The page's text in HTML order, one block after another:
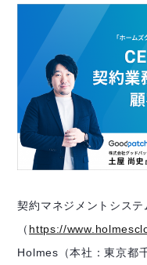
契約マネジメントシステ
（ https://
Holmes（本社：東京都